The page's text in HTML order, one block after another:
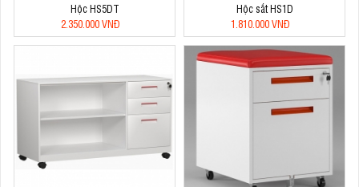
Hộc HS5DT
2.350.000 VNĐ
Hộc sắt HS1D
1.810.000 VNĐ